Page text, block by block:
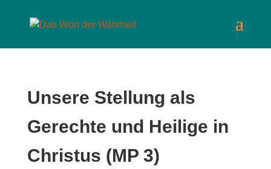
Unsere Stellung als
Gerechte und Heilige in
Christus (MP 3)